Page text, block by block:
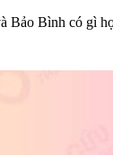
Bảo Bình có gì